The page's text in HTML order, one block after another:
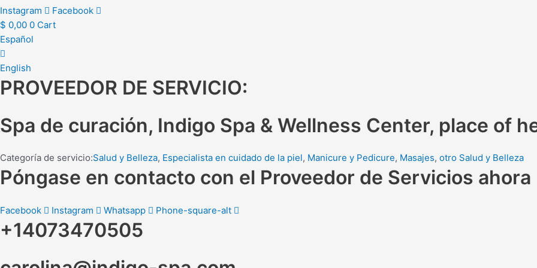
Instagram
Facebook
$ 0,00 0 Cart
Español
English
PROVEEDOR DE SERVICIO:
Spa de curación, Indigo Spa & Wellness Center, place of
Categoría de servicio:Salud y Belleza, Especialista en cuidado de la piel, Manicure y Pedicure, Masajes, otro Salud y Belleza
Póngase en contacto con el Proveedor de Servicios ahora
Facebook Instagram Whatsapp Phone-square-alt
+14073470505